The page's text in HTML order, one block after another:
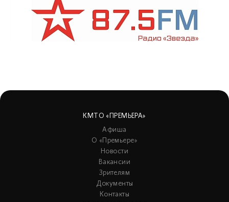
КМТО «ПРЕМЬЕРА»
Афиша
О «Премьере»
Новости
Вакансии
Зрителям
Документы
Контакты